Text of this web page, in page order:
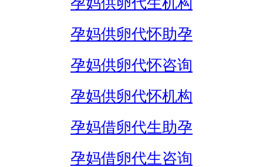
孕妈供卵代怀助孕
孕妈供卵代怀咨询
孕妈供卵代怀机构
孕妈借卵代生助孕
孕妈借卵代生咨询